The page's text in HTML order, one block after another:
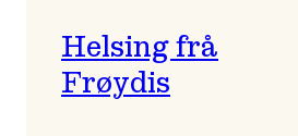
Helsing frå
Frøydis